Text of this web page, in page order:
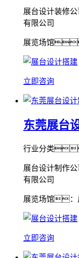
展台设计装修
有限公司
展览场馆
立即咨询
东莞展台
行业分类
展台设计制作
有限公司
展览场馆：
立即咨询